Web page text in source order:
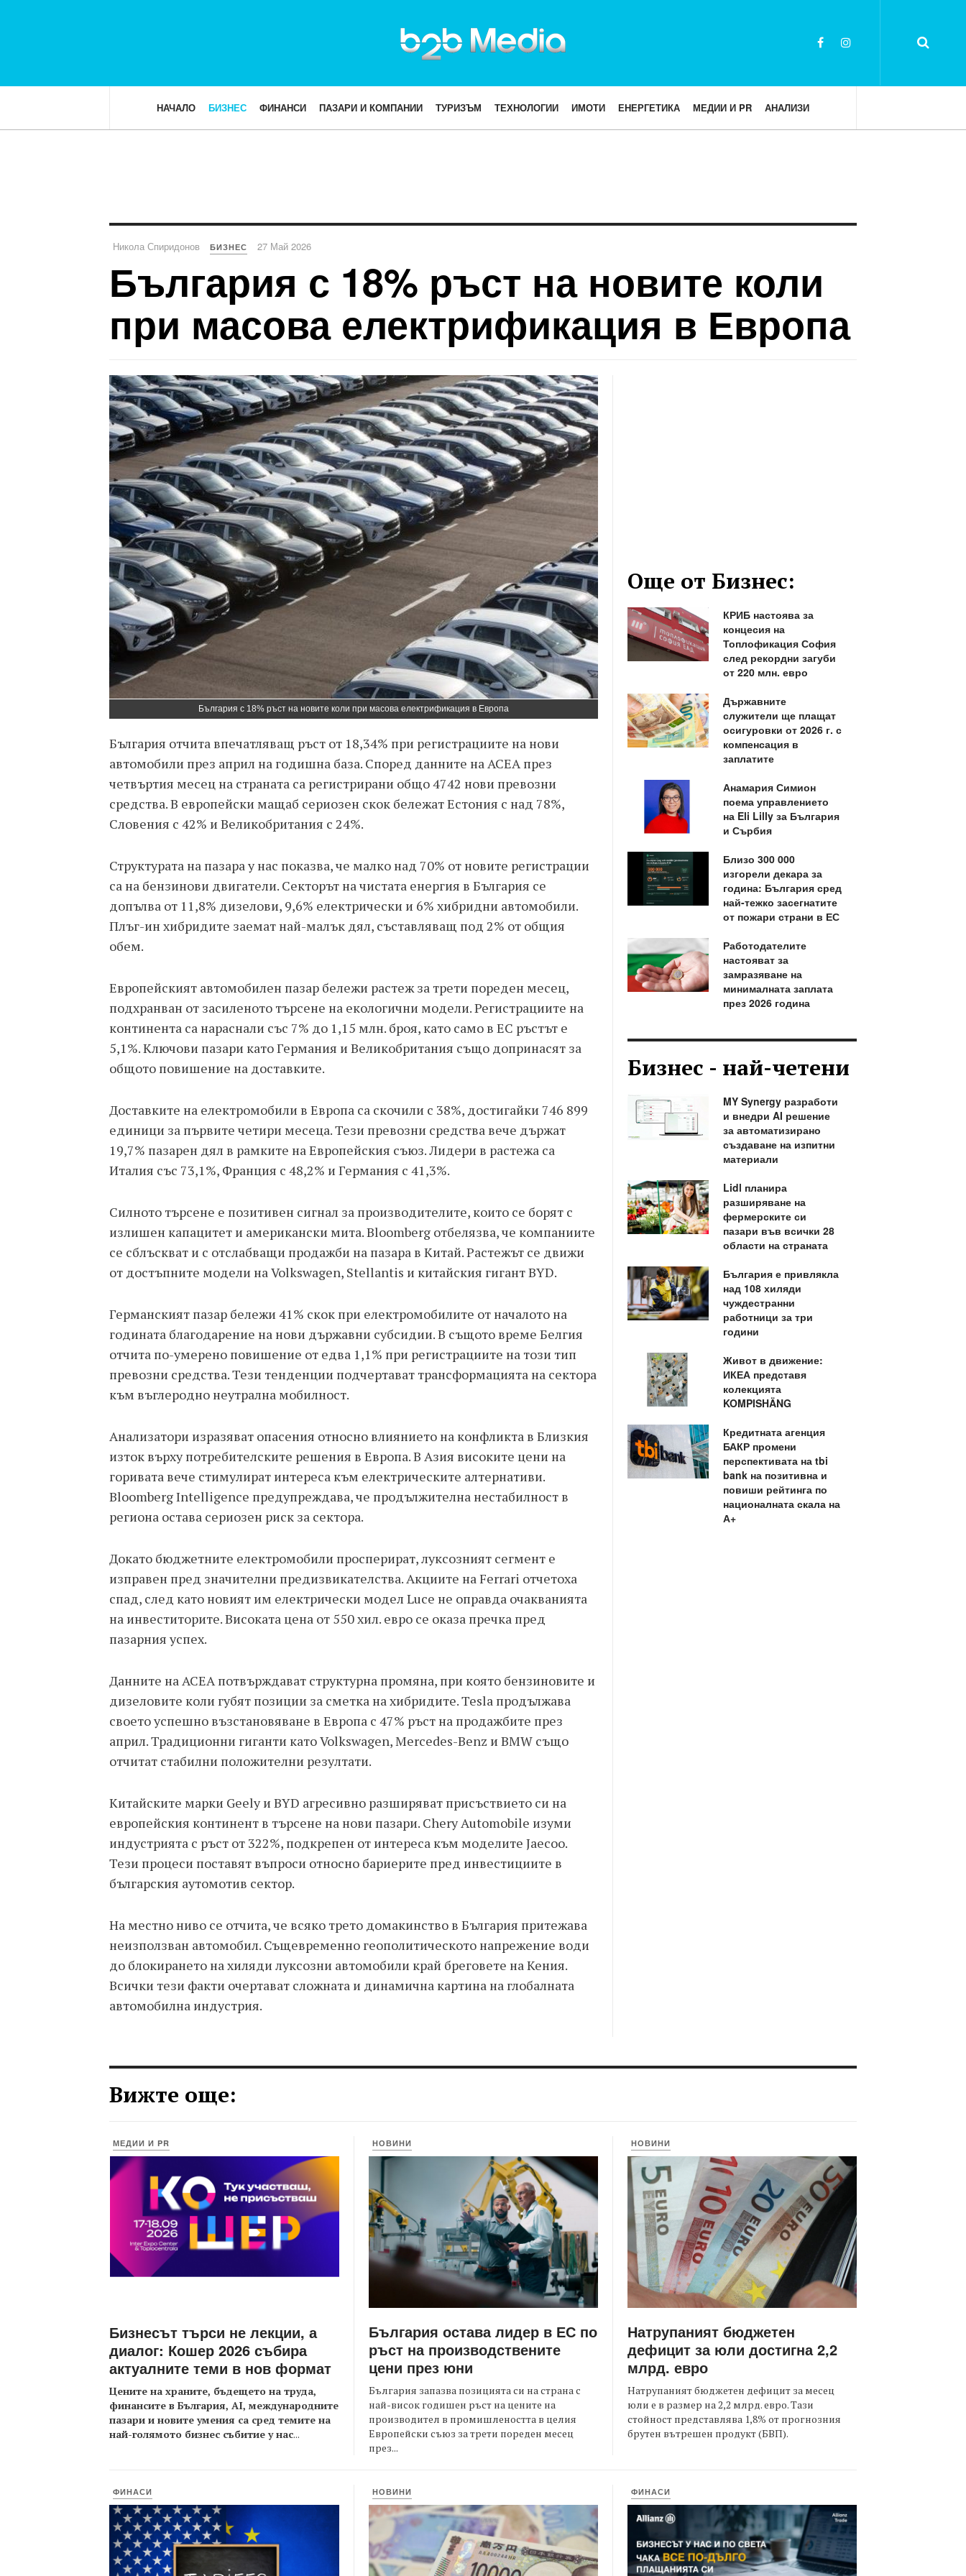
НАЧАЛО БИЗНЕС ФИНАНСИ ПАЗАРИ И КОМПАНИИ ТУРИЗЪМ ТЕХНОЛОГИИ ИМОТИ ЕНЕРГЕТИКА МЕДИИ И PR АНАЛИЗИ
Никола Спиридонов БИЗНЕС 27 Май 2026
България с 18% ръст на новите коли
при масова електрификация в Европа
България с 18% ръст на новите коли при масова електрификация в Европа
България отчита впечатляващ ръст от 18,34% при регистрациите на нови
автомобили през април на годишна база. Според данните на ACEA през
четвъртия месец на страната са регистрирани общо 4742 нови превозни
средства. В европейски мащаб сериозен скок бележат Естония с над 78%,
Словения с 42% и Великобритания с 24%.
Структурата на пазара у нас показва, че малко над 70% от новите регистрации
са на бензинови двигатели. Секторът на чистата енергия в България се
допълва от 11,8% дизелови, 9,6% електрически и 6% хибридни автомобили.
Плъг-ин хибридите заемат най-малък дял, съставляващ под 2% от общия
обем.
Европейският автомобилен пазар бележи растеж за трети пореден месец,
подхранван от засиленото търсене на екологични модели. Регистрациите на
континента са нараснали със 7% до 1,15 млн. броя, като само в ЕС ръстът е
5,1%. Ключови пазари като Германия и Великобритания също допринасят за
общото повишение на доставките.
Доставките на електромобили в Европа са скочили с 38%, достигайки 746 899
единици за първите четири месеца. Тези превозни средства вече държат
19,7% пазарен дял в рамките на Европейския съюз. Лидери в растежа са
Италия със 73,1%, Франция с 48,2% и Германия с 41,3%.
Силното търсене е позитивен сигнал за производителите, които се борят с
излишен капацитет и американски мита. Bloomberg отбелязва, че компаниите
се сблъскват и с отслабващи продажби на пазара в Китай. Растежът се движи
от достъпните модели на Volkswagen, Stellantis и китайския гигант BYD.
Германският пазар бележи 41% скок при електромобилите от началото на
годината благодарение на нови държавни субсидии. В същото време Белгия
отчита по-умерено повишение от едва 1,1% при регистрациите на този тип
превозни средства. Тези тенденции подчертават трансформацията на сектора
към въглеродно неутрална мобилност.
Анализатори изразяват опасения относно влиянието на конфликта в Близкия
изток върху потребителските решения в Европа. В Азия високите цени на
горивата вече стимулират интереса към електрическите алтернативи.
Bloomberg Intelligence предупреждава, че продължителна нестабилност в
региона остава сериозен риск за сектора.
Докато бюджетните електромобили просперират, луксозният сегмент е
изправен пред значителни предизвикателства. Акциите на Ferrari отчетоха
спад, след като новият им електрически модел Luce не оправда очакванията
на инвеститорите. Високата цена от 550 хил. евро се оказа пречка пред
пазарния успех.
Данните на ACEA потвърждават структурна промяна, при която бензиновите и
дизеловите коли губят позиции за сметка на хибридите. Tesla продължава
своето успешно възстановяване в Европа с 47% ръст на продажбите през
април. Традиционни гиганти като Volkswagen, Mercedes-Benz и BMW също
отчитат стабилни положителни резултати.
Китайските марки Geely и BYD агресивно разширяват присъствието си на
европейския континент в търсене на нови пазари. Chery Automobile изуми
индустрията с ръст от 322%, подкрепен от интереса към моделите Jaecoo.
Тези процеси поставят въпроси относно бариерите пред инвестициите в
българския аутомотив сектор.
На местно ниво се отчита, че всяко трето домакинство в България притежава
неизползван автомобил. Същевременно геополитическото напрежение води
до блокирането на хиляди луксозни автомобили край бреговете на Кения.
Всички тези факти очертават сложната и динамична картина на глобалната
автомобилна индустрия.
Още от Бизнес:
КРИБ настоява за
концесия на
Топлофикация София
след рекордни загуби
от 220 млн. евро
Държавните
служители ще плащат
осигуровки от 2026 г. с
компенсация в
заплатите
Анамария Симион
поема управлението
на Eli Lilly за България
и Сърбия
Близо 300 000
изгорели декара за
година: България сред
най-тежко засегнатите
от пожари страни в ЕС
Работодателите
настояват за
замразяване на
минималната заплата
през 2026 година
Бизнес - най-четени
MY Synergy разработи
и внедри AI решение
за автоматизирано
създаване на изпитни
материали
Lidl планира
разширяване на
фермерските си
пазари във всички 28
области на страната
България е привлякла
над 108 хиляди
чуждестранни
работници за три
години
Живот в движение:
ИКЕА представя
колекцията
KOMPISHÄNG
Кредитната агенция
БАКР промени
перспективата на tbi
bank на позитивна и
повиши рейтинга по
националната скала на
А+
Вижте още:
МЕДИИ И PR
Бизнесът търси не лекции, а
диалог: Кошер 2026 събира
актуалните теми в нов формат
Цените на храните, бъдещето на труда,
финансите в България, AI, международните
пазари и новите умения са сред темите на
най-голямото бизнес събитие у нас...
НОВИНИ
България остава лидер в ЕС по
ръст на производствените
цени през юни
България запазва позицията си на страна с
най-висок годишен ръст на цените на
производител в промишлеността в целия
Европейски съюз за трети пореден месец
през...
НОВИНИ
Натрупаният бюджетен
дефицит за юли достигна 2,2
млрд. евро
Натрупаният бюджетен дефицит за месец
юли е в размер на 2,2 млрд. евро. Тази
стойност представлява 1,8% от прогнозния
брутен вътрешен продукт (БВП).
ФИНАСИ НОВИНИ ФИНАСИ